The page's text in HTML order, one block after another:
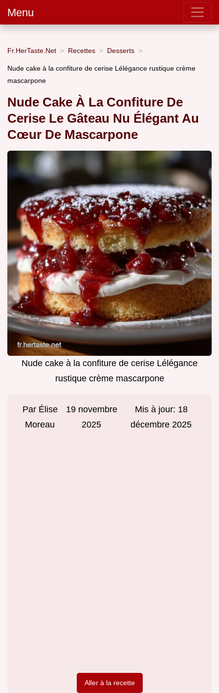
Menu
Fr.HerTaste.Net Recettes Desserts
Nude cake à la confiture de cerise Lélégance rustique crème
mascarpone
Nude Cake À La Confiture De
Cerise Le Gâteau Nu Élégant Au
Cœur De Mascarpone
Nude cake à la confiture de cerise Lélégance
rustique crème mascarpone
Par Élise
Moreau
19 novembre
2025
Mis à jour: 18
décembre 2025
Aller à la recette